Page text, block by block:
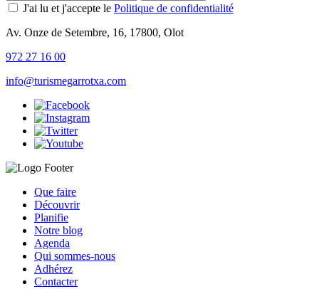
J'ai lu et j'accepte le Politique de confidentialité
Av. Onze de Setembre, 16, 17800, Olot
972 27 16 00
info@turismegarrotxa.com
Que faire
Découvrir
Planifie
Notre blog
Agenda
Qui sommes-nous
Adhérez
Contacter